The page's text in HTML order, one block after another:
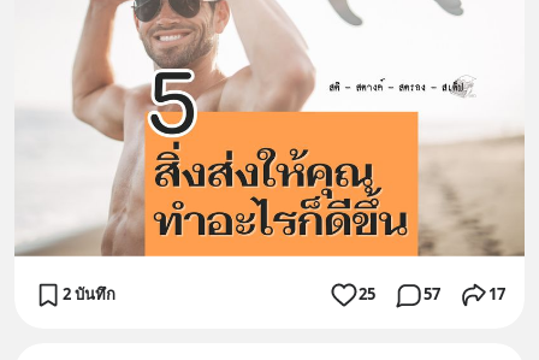
2 บันทึก 25 57 17